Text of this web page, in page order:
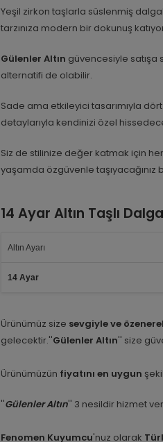
Yeşil zirkon taşlarla süslenmiş
tarzınıza modern bir dokunuş
Gülenler Altın güvencesiyle satışa
alternatifi de olabilir.
Sade ama etkileyici tasarımıyla
detaylarıyla kendinizi özel
Siz de stilinize değer katmak için
yaşamda özgüvenle
14 Ayar Altın Taşlı
Altın Ayarı
14 Ayar
Ürünümüz size sevgiyle ve
gelecektir.''Gülenler Altın'' size
Ürünümüzün fiyatını en uygun
''Gülenler Altın'' 3 nesildir hizmet
Fenomen Kuyumcu'nuz olarak